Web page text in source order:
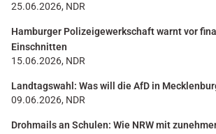
25.06.2026, NDR
Hamburger Polizeigewerkschaft warnt vor
Einschnitten
15.06.2026, NDR
Landtagswahl: Was will die AfD in
09.06.2026, NDR
Drohmails an Schulen: Wie NRW mit